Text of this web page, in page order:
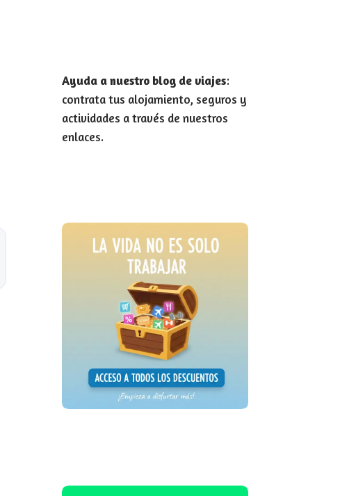
Ayuda a nuestro blog de viajes:
contrata tus alojamiento, seguros y
actividades a través de nuestros
enlaces.